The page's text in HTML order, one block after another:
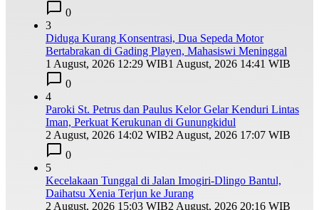
0
3
Diduga Kurang Konsentrasi, Dua Sepeda Motor
Bertabrakan di Gading Playen, Mahasiswi Meninggal
1 August, 2026 12:29 WIB1 August, 2026 14:41 WIB
0
4
Paroki St. Petrus dan Paulus Kelor Gelar Kenduri Lintas
Iman, Perkuat Kerukunan di Gunungkidul
2 August, 2026 14:02 WIB2 August, 2026 17:07 WIB
0
5
Kecelakaan Tunggal di Jalan Imogiri-Dlingo Bantul,
Daihatsu Xenia Terjun ke Jurang
2 August, 2026 15:03 WIB2 August, 2026 20:16 WIB